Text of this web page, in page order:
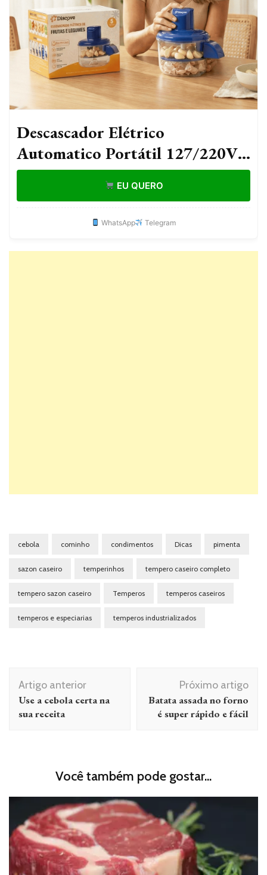
Descascador Elétrico
Automatico Portátil 127/220V
Cozinha Descascar Alho Uvas
Frutas Tomate Legumes
EU QUERO
WhatsApp Telegram
cebola cominho condimentos Dicas pimenta
sazon caseiro temperinhos tempero caseiro completo
tempero sazon caseiro Temperos temperos caseiros
temperos e especiarias temperos industrializados
Navegação
de
post
Artigo anterior
Use a cebola certa na
sua receita
Próximo artigo
Batata assada no forno
é super rápido e fácil
Você também pode gostar...